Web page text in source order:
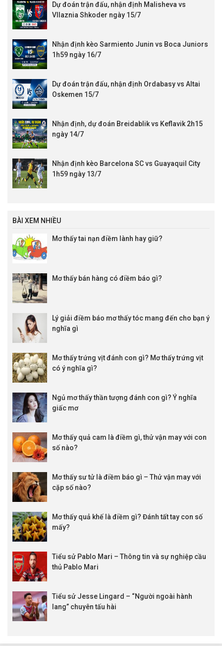
Dự đoán trận đấu, nhận định Malisheva vs
Vllaznia Shkoder ngày 15/7
Nhận định kèo Sarmiento Junin vs Boca Juniors
1h59 ngày 16/7
Dự đoán trận đấu, nhận định Ordabasy vs Altai
Oskemen 15/7
Nhận định, dự đoán Breidablik vs Keflavik 2h15
ngày 14/7
Nhận định kèo Barcelona SC vs Guayaquil City
1h59 ngày 13/7
BÀI XEM NHIỀU
Mơ thấy tai nạn điềm lành hay giữ?
Mơ thấy bán hàng có điềm báo gì?
Lý giải điềm báo mơ thấy tóc mang đến cho bạn ý
nghĩa gì
Mơ thấy trứng vịt đánh con gì? Mơ thấy trứng vịt
có ý nghĩa gì?
Ngủ mơ thấy thần tượng đánh con gì? Ý nghĩa
giấc mơ
Mơ thấy quả cam là điềm gì, thử vận may với con
số nào?
Mơ thấy sư tử là điềm báo gì – Thử vận may với
cặp số nào?
Mơ thấy quả khế là điềm gì? Đánh tất tay con số
mấy?
Tiểu sử Pablo Mari – Thông tin và sự nghiệp cầu
thủ Pablo Mari
Tiểu sử Jesse Lingard – “Người ngoài hành
lang” chuyên tấu hài